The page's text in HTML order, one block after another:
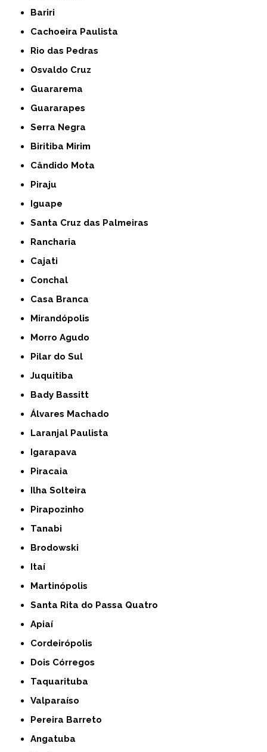
Bariri
Cachoeira Paulista
Rio das Pedras
Osvaldo Cruz
Guararema
Guararapes
Serra Negra
Biritiba Mirim
Cândido Mota
Piraju
Iguape
Santa Cruz das Palmeiras
Rancharia
Cajati
Conchal
Casa Branca
Mirandópolis
Morro Agudo
Pilar do Sul
Juquitiba
Bady Bassitt
Álvares Machado
Laranjal Paulista
Igarapava
Piracaia
Ilha Solteira
Pirapozinho
Tanabi
Brodowski
Itaí
Martinópolis
Santa Rita do Passa Quatro
Apiaí
Cordeirópolis
Dois Córregos
Taquarituba
Valparaíso
Pereira Barreto
Angatuba